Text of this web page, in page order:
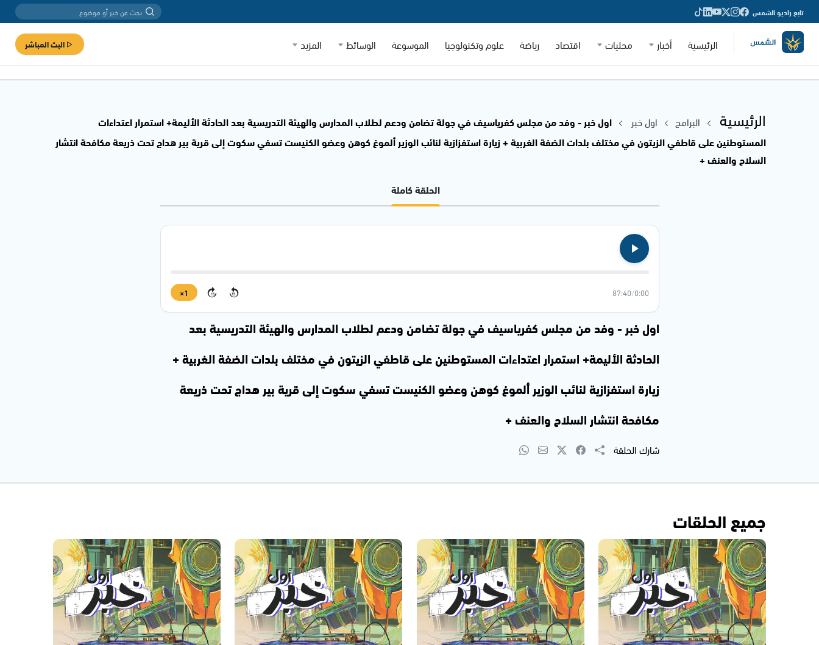
تابع راديو الشمس
الرئيسية أخبار محليات اقتصاد رياضة علوم وتكنولوجيا الموسوعة الوسائط المزيد البث المباشر
الرئيسية البرامج اول خبر
اول خبر - وفد من مجلس كفرياسيف في جولة تضامن ودعم لطلاب المدارس والهيئة التدريسية بعد الحادثة الأليمة+ استمرار اعتداءات
المستوطنين على قاطفي الزيتون في مختلف بلدات الضفة الغربية + زيارة استفزازية لنائب الوزير ألموغ كوهن وعضو الكنيست تسفي سكوت إلى قرية بير هداج تحت ذريعة مكافحة انتشار
السلاح والعنف +
الحلقة كاملة
0:00
/
87:40
15
15
1×
اول خبر - وفد من مجلس كفرياسيف في جولة تضامن ودعم لطلاب المدارس والهيئة التدريسية بعد
الحادثة الأليمة+ استمرار اعتداءات المستوطنين على قاطفي الزيتون في مختلف بلدات الضفة الغربية +
زيارة استفزازية لنائب الوزير ألموغ كوهن وعضو الكنيست تسفي سكوت إلى قرية بير هداج تحت ذريعة
مكافحة انتشار السلاح والعنف +
شارك الحلقة
جميع الحلقات